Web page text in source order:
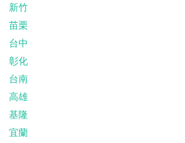
新竹
苗栗
台中
彰化
台南
高雄
基隆
宜蘭